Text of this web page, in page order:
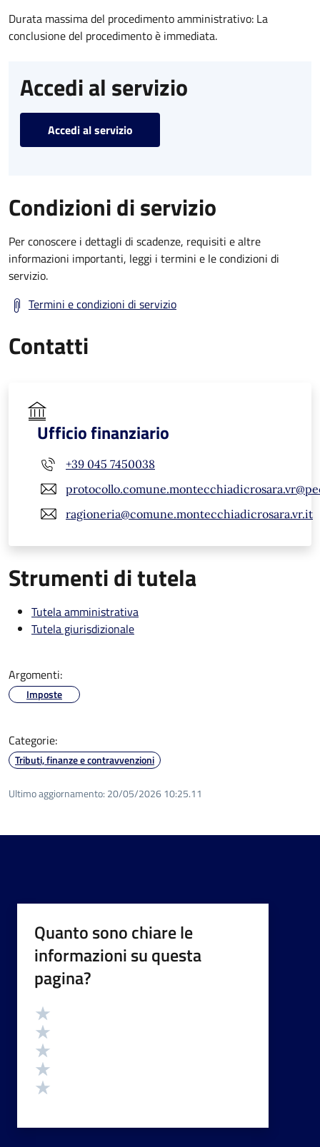
Durata massima del procedimento amministrativo: La
conclusione del procedimento è immediata.
Accedi al servizio
Accedi al servizio
Condizioni di servizio
Per conoscere i dettagli di scadenze, requisiti e altre
informazioni importanti, leggi i termini e le condizioni di
servizio.
Termini e condizioni di servizio
Contatti
Ufficio finanziario
+39 045 7450038
ragioneria@comune.montecchiadicrosara.vr.it
Strumenti di tutela
Tutela amministrativa
Tutela giurisdizionale
Argomenti:
Imposte
Categorie:
Tributi, finanze e contravvenzioni
Ultimo aggiornamento: 20/05/2026 10:25.11
Quanto sono chiare le
informazioni su questa
pagina?
Valutazione